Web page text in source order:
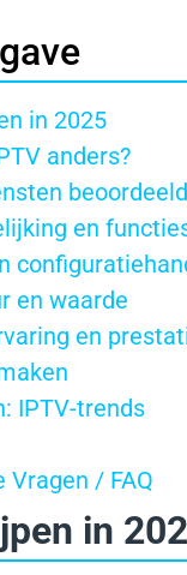
in 2025
anders?
beoordeeld
en
en waarde
en
IPTV-trends
Vragen / FAQ
in